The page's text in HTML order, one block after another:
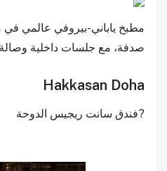
مطبخ ياباني-بيروفي عالمي
صدفة، مع جلسات داخلية
Hakkasan Doha
?فندق سانت ريجيس الدوحة